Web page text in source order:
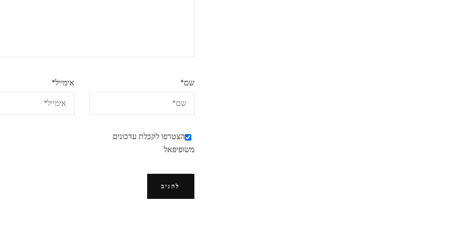
שם* אימייל*
הצטרפו לקבלת עדכונים
משופּיפּאל